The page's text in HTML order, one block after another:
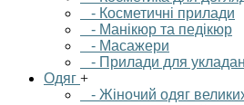
- Косметичні прилади
- Манікюр та педікюр
- Масажери
- Прилади для
Одяг +
- Жіночий одяг